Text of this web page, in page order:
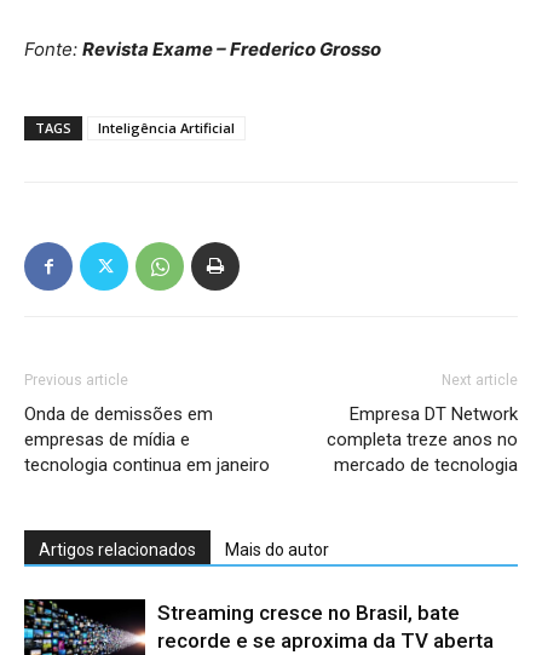
Fonte: Revista Exame – Frederico Grosso
TAGS Inteligência Artificial
Previous article
Onda de demissões em
empresas de mídia e
tecnologia continua em janeiro
Next article
Empresa DT Network
completa treze anos no
mercado de tecnologia
Artigos relacionados Mais do autor
Streaming cresce no Brasil, bate
recorde e se aproxima da TV aberta